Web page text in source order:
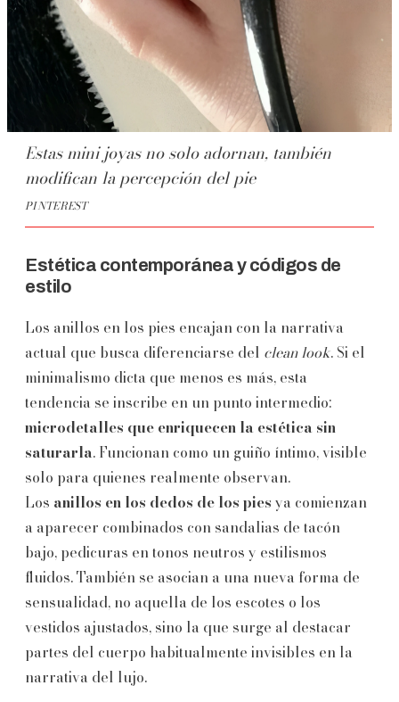
Estas mini joyas no solo adornan, también
modifican la percepción del pie
PINTEREST
Estética contemporánea y códigos de
estilo
Los anillos en los pies encajan con la narrativa
actual que busca diferenciarse del clean look. Si el
minimalismo dicta que menos es más, esta
tendencia se inscribe en un punto intermedio:
microdetalles que enriquecen la estética sin
saturarla. Funcionan como un guiño íntimo, visible
solo para quienes realmente observan.
Los anillos en los dedos de los pies ya comienzan
a aparecer combinados con sandalias de tacón
bajo, pedicuras en tonos neutros y estilismos
fluidos. También se asocian a una nueva forma de
sensualidad, no aquella de los escotes o los
vestidos ajustados, sino la que surge al destacar
partes del cuerpo habitualmente invisibles en la
narrativa del lujo.